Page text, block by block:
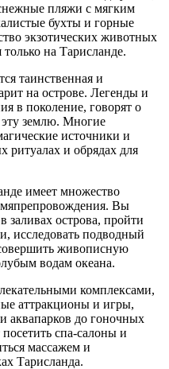
пляжи с мягким
бухты и горные
экзотических животных
на Тарисланде.
таинственная и
на острове. Легенды и
в поколение, говорят о
землю. Многие
источники и
ритуалах и обрядах для
имеет множество
Вы
заливах острова, пройти
исследовать подводный
живописную
водам океана.
комплексами,
аттракционы и игры,
аквапарков до гоночных
спа-салоны и
массажем и
Тарисланда.